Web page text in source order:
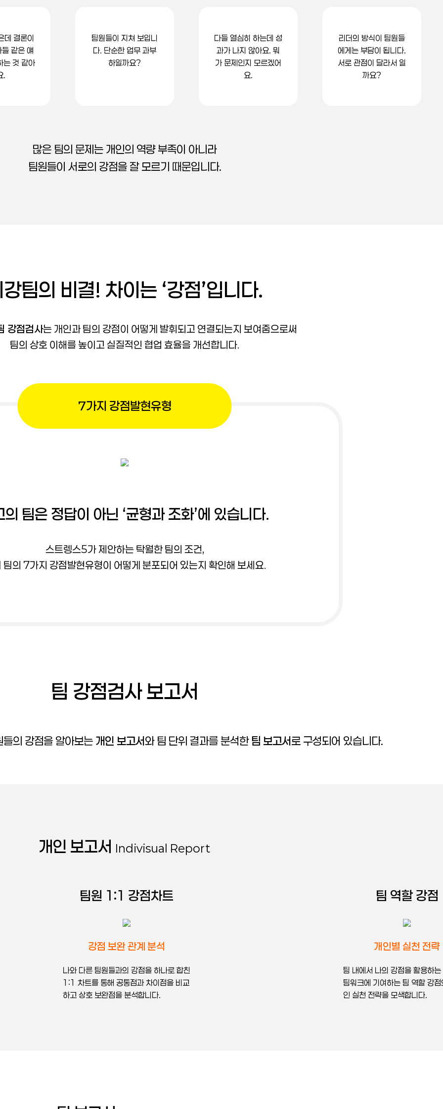
데 결론이
같은 얘
는 것 같아
.
팀원들이 지쳐 보입니
다. 단순한 업무 과부
하일까요?
다들 열심히 하는데 성
과가 나지 않아요. 뭐
가 문제인지 모르겠어
요.
리더의 방식이 팀원들
에게는 부담이 됩니다.
서로 관점이 달라서 일
까요?
많은 팀의 문제는 개인의 역량 부족이 아니라
팀원들이 서로의 강점을 잘 모르기 때문입니다.
팀의 비결! 차이는 ‘강점’입니다.
강점검사는 개인과 팀의 강점이 어떻게 발휘되고 연결되는지 보여줌으로써
팀의 상호 이해를 높이고 실질적인 협업 효율을 개선합니다.
7가지 강점발현유형
의 팀은 정답이 아닌 ‘균형과 조화’에 있습니다.
스트렝스5가 제안하는 탁월한 팀의 조건,
팀의 7가지 강점발현유형이 어떻게 분포되어 있는지 확인해 보세요.
팀 강점검사 보고서
의 강점을 알아보는 개인 보고서와 팀 단위 결과를 분석한팀 보고서로 구성되어 있습니다.
개인 보고서 Indivisual Report
팀원 1:1 강점차트
강점 보완 관계 분석
나와 다른 팀원들과의 강점을 하나로 합친
1:1 차트를 통해 공통점과 차이점을 비교
하고 상호 보완점을 분석합니다.
팀 역할 강점
개인별 실천 전략
팀 내에서 나의 강점을 활용하
팀워크에 기여하는 팀 역할 강
인 실천 전략을 모색합니다.